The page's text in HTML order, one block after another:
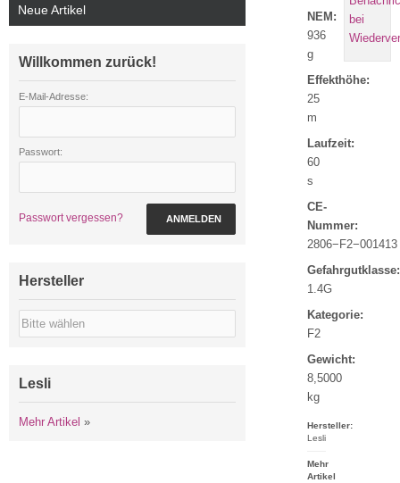
NEM:
936
g
Effekthöhe:
25
m
Laufzeit:
60
s
CE-
Nummer:
2806−F2−001413
Gefahrgutklasse:
1.4G
Kategorie:
F2
Gewicht:
8,5000
kg
Hersteller:
Lesli
Mehr
Artikel
Neue Artikel
Willkommen zurück!
E-Mail-Adresse:
Passwort:
Passwort vergessen? ANMELDEN
Hersteller
Lesli
Mehr Artikel »